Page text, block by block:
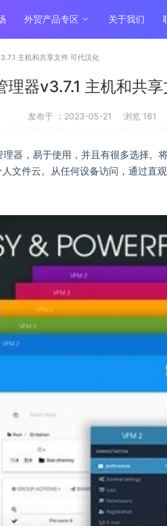
外贸产品专区 关于我们
主机和共享文件 可代汉化
理器v3.7.1 主机和共
发布于 ：2023-05-21 浏览 161
器，易于使用，并且有很多选择。
文件云。从任何设备访问，通过直